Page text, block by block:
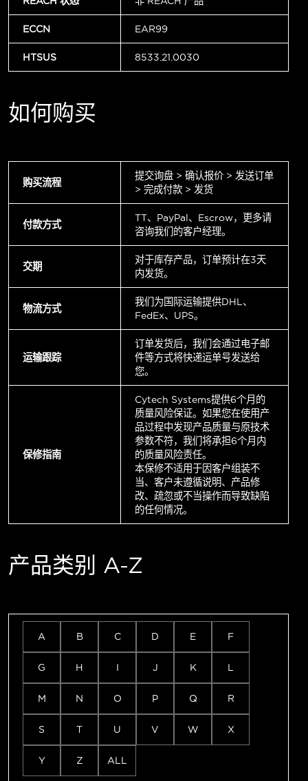
ECCN EAR99
HTSUS 8533.21.0030
如何购买
购买流程
提交询盘 > 确认报价 > 发送订单
> 完成付款 > 发货
付款方式
TT、PayPal、Escrow，更多请
咨询我们的客户经理。
交期
对于库存产品，订单预计在3天
内发货。
物流方式
我们为国际运输提供DHL、
FedEx、UPS。
运输跟踪
订单发货后，我们会通过电子邮
件等方式将快递运单号发送给
您。
保修指南
Cytech Systems提供6个月的
质量风险保证。如果您在使用产
品过程中发现产品质量与原技术
参数不符，我们将承担6个月内
的质量风险责任。
本保修不适用于因客户组装不
当、客户未遵循说明、产品修
改、疏忽或不当操作而导致缺陷
的任何情况。
产品类别 A-Z
A B C D E F
G H I J K L
M N O P Q R
S T U V W X
Y Z ALL